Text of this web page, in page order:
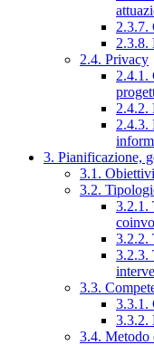
2.3.7.
2.3.8.
2.4. Privacy
2.4.1.
2.4.2.
2.4.3.
3. Pianificazione,
3.1.
3.2.
3.2.1.
3.2.2.
3.2.3.
3.3.
3.3.1.
3.3.2.
3.4. Metodo